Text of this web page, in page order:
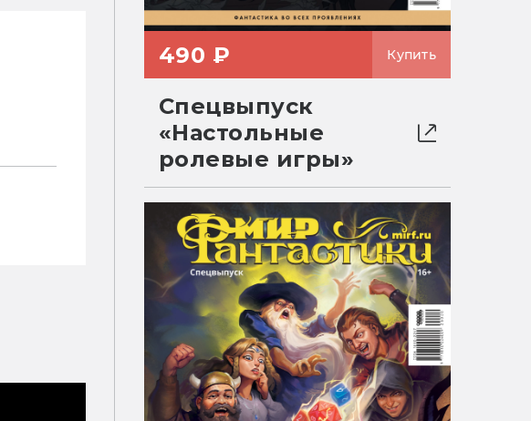
490 ₽ Купить
Спецвыпуск
«Настольные
ролевые игры»